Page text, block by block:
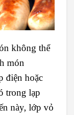
không thể
món
điện hoặc
trong lạp
này, lớp vỏ